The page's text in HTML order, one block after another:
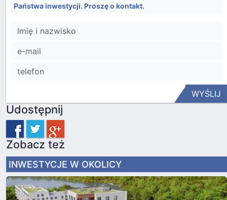
Państwa inwestycji. Proszę o kontakt.
WYŚLIJ
Udostępnij
Zobacz też
INWESTYCJE W OKOLICY